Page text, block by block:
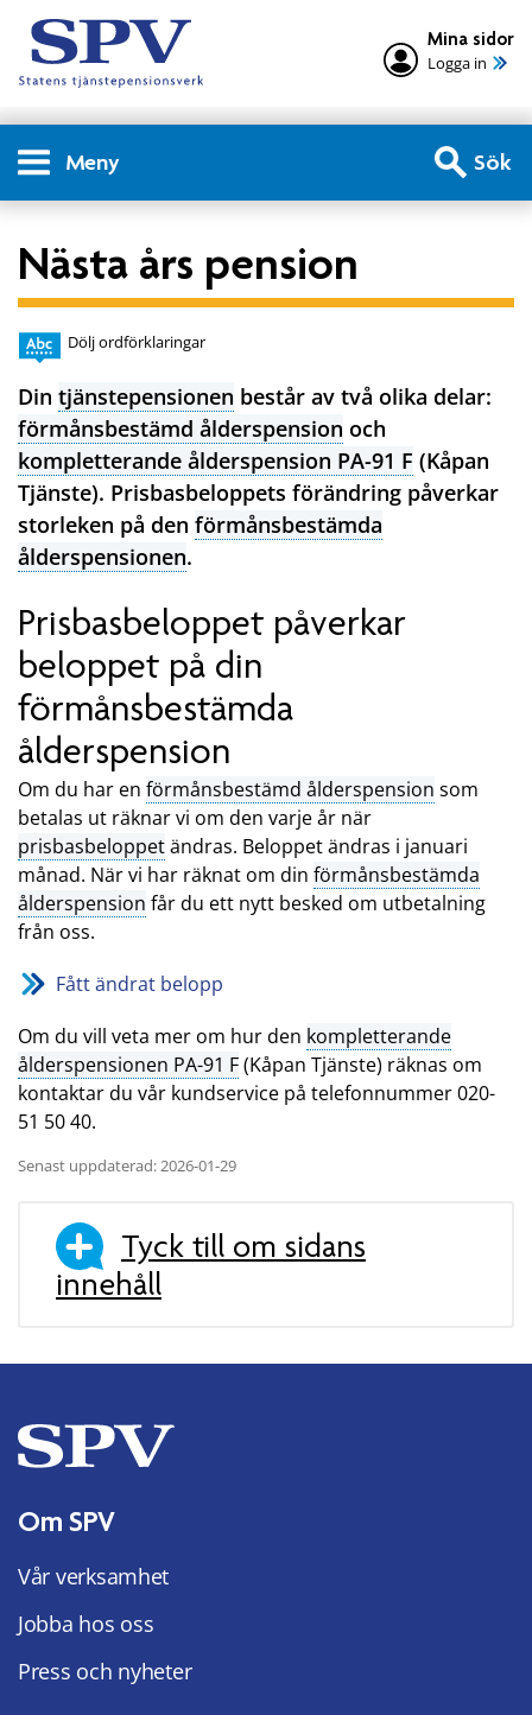
Mina sidor
Logga in
Meny Sök
Nästa års pension
Dölj ordförklaringar
Din tjänstepensionen består av två olika delar:
förmånsbestämd ålderspension och
kompletterande ålderspension PA-91 F (Kåpan
Tjänste). Prisbasbeloppets förändring påverkar
storleken på den förmånsbestämda
ålderspensionen.
Prisbasbeloppet påverkar
beloppet på din
förmånsbestämda
ålderspension
Om du har en förmånsbestämd ålderspension som
betalas ut räknar vi om den varje år när
prisbasbeloppetändras. Beloppet ändras i januari
månad. När vi har räknat om din förmånsbestämda
ålderspension får du ett nytt besked om utbetalning
från oss.
Fått ändrat belopp
Om du vill veta mer om hur den kompletterande
ålderspensionen PA-91 F(Kåpan Tjänste) räknas om
kontaktar du vår kundservice på telefonnummer 020-
51 50 40.
Senast uppdaterad: 2026-01-29
Tyck till om sidans
innehåll
Om SPV
Vår verksamhet
Jobba hos oss
Press och nyheter